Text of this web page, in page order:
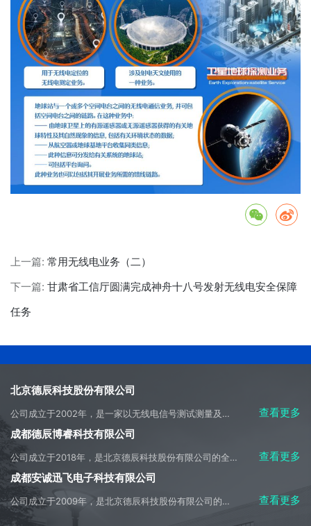
上一篇: 常用无线电业务（二）
下一篇: 甘肃省工信厅圆满完成神舟十八号发射无线电安全保障
任务
北京德辰科技股份有限公司
公司成立于2002年，是一家以无线电信号测试测量及侦测应用开发为主营方向，集科研、生产、系统集成、产品销售、工程施工及技术服务于一体的高科技产业实体。
查看更多
成都德辰博睿科技有限公司
公司成立于2018年，是北京德辰科技股份有限公司的全资子公司，是成都市天府新区重大招商引资企业，是母公司主要经营业务的承接实体。
查看更多
成都安诚迅飞电子科技有限公司
公司成立于2009年，是北京德辰科技股份有限公司的控股子公司，是美国是德科技公司（Keysight Technologies）在中国内地授权的技术合作伙伴，全权负责授权区域内的是德产品的销售、售前和售后技术支持及服务。 查看更多